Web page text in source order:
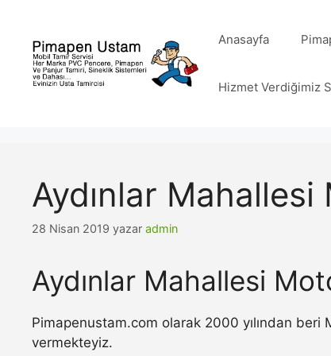
Anasayfa
Hizmet Verdiğimiz
Aydınlar
28 Nisan 2019 yazar admin
Aydınlar Mahallesi
Pimapenustam.com olarak 2000 yılından
vermekteyiz.